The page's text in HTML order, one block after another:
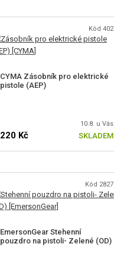
Kód 402
CYMA Zásobník pro elektrické
pistole (AEP)
10.8. u Vás
220 Kč SKLADEM
Kód 2827
EmersonGear Stehenní
pouzdro na pistoli- Zelené (OD)